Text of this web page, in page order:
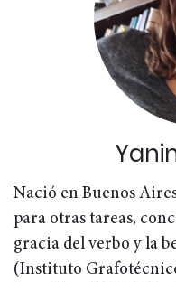
Nació en Buenos
para otras tareas,
gracia del verbo y la
(Instituto